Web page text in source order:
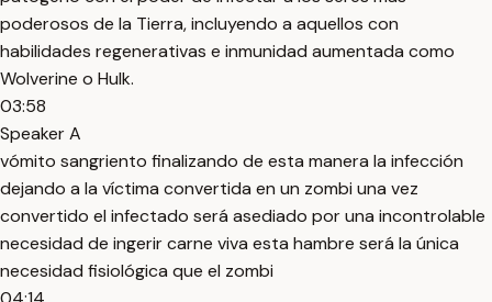
poderosos de la Tierra, incluyendo a aquellos con
habilidades regenerativas e inmunidad aumentada como
Wolverine o Hulk.
03:58
Speaker A
vómito sangriento finalizando de esta manera la infección
dejando a la víctima convertida en un zombi una vez
convertido el infectado será asediado por una incontrolable
necesidad de ingerir carne viva esta hambre será la única
necesidad fisiológica que el zombi